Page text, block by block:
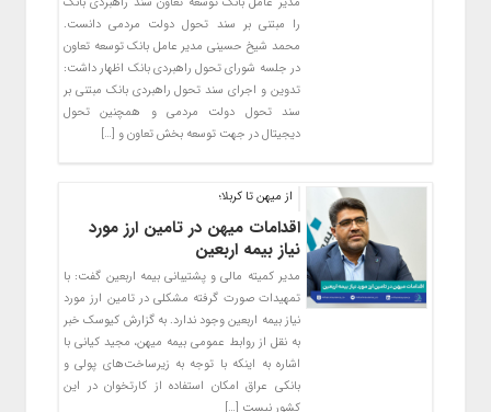
را مبتنی بر سند تحول دولت مردمی دانست.
محمد شیخ حسینی مدیر عامل بانک توسعه تعاون
در جلسه شورای تحول راهبردی بانک اظهار داشت:
تدوین و اجرای سند تحول راهبردی بانک مبتنی بر
سند تحول دولت مردمی و همچنین تحول
دیجیتال در جهت توسعه بخش تعاون و […]
از میهن تا کربلا؛
اقدامات میهن در تامین ارز مورد
نیاز بیمه اربعین
مدیر کمیته مالی و پشتیبانی بیمه اربعین گفت: با
تمهیدات صورت گرفته مشکلی در تامین ارز مورد
نیاز بیمه اربعین وجود ندارد. به گزارش کیوسک خبر
به نقل از روابط عمومی بیمه میهن، مجید کیانی با
اشاره به اینکه با توجه به زیرساخت‌های پولی و
بانکی عراق امکان استفاده از کارتخوان در این